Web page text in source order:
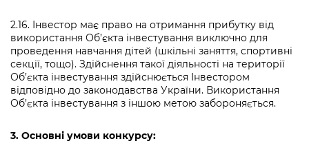
2.16. Інвестор має право на отримання прибутку від
використання Об’єкта інвестування виключно для
проведення навчання дітей (шкільні заняття, спортивні
секції, тощо). Здійснення такої діяльності на території
Об’єкта інвестування здійснюється Інвестором
відповідно до законодавства України. Використання
Об’єкта інвестування з іншою метою забороняється.
3. Основні умови конкурсу: